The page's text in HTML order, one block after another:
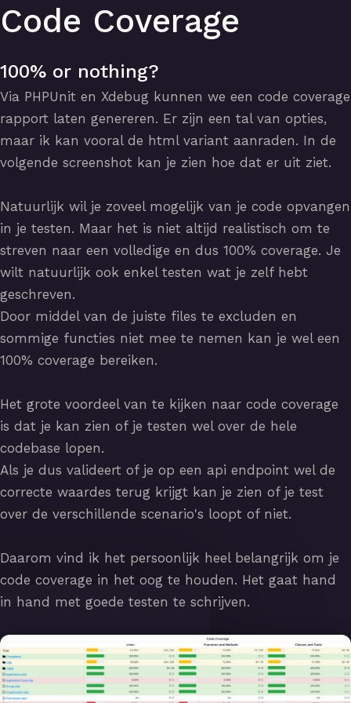
Code Coverage
100% or nothing?
Via PHPUnit en Xdebug kunnen we een code coverage
rapport laten genereren. Er zijn een tal van opties,
maar ik kan vooral de html variant aanraden. In de
volgende screenshot kan je zien hoe dat er uit ziet.
Natuurlijk wil je zoveel mogelijk van je code opvangen
in je testen. Maar het is niet altijd realistisch om te
streven naar een volledige en dus 100% coverage. Je
wilt natuurlijk ook enkel testen wat je zelf hebt
geschreven.
Door middel van de juiste files te excluden en
sommige functies niet mee te nemen kan je wel een
100% coverage bereiken.
Het grote voordeel van te kijken naar code coverage
is dat je kan zien of je testen wel over de hele
codebase lopen.
Als je dus valideert of je op een api endpoint wel de
correcte waardes terug krijgt kan je zien of je test
over de verschillende scenario's loopt of niet.
Daarom vind ik het persoonlijk heel belangrijk om je
code coverage in het oog te houden. Het gaat hand
in hand met goede testen te schrijven.